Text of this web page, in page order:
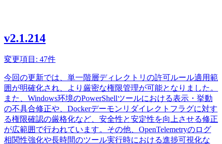
v2.1.214
変更項目: 47件
今回の更新では、単一階層ディレクトリの許可ルール適用範
囲が明確化され、より厳密な権限管理が可能となりました。
また、Windows环境のPowerShellツールにおける表示・挙動
の不具合修正や、Dockerデーモンリダイレクトフラグに対す
る権限確認の厳格化など、安全性と安定性を向上させる修正
が広範囲で行われています。その他、OpenTelemetryのログ
相関性強化や長時間のツール実行時における進捗可視化な